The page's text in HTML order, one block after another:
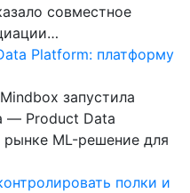
совместное
Platform: платформу
запустила
— Product Data
ML-решение для
полки и